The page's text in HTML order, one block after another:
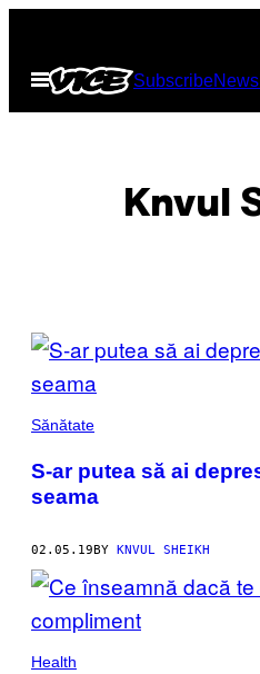
content
Open
Menu
Subscribe
Knvul
POSTS
BY
THIS
AUTHOR
Sănătate
S-ar putea să ai
seama
02.05.19BY KNVUL SHEIKH
Health